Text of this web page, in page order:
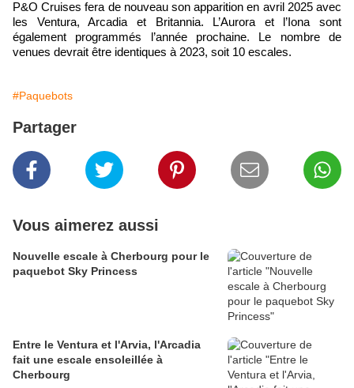
P&O Cruises fera de nouveau son apparition en avril 2025 avec
les Ventura, Arcadia et Britannia. L’Aurora et l’Iona sont
également programmés l’année prochaine. Le nombre de
venues devrait être identiques à 2023, soit 10 escales.
#Paquebots
Partager
Vous aimerez aussi
Nouvelle escale à Cherbourg pour le
paquebot Sky Princess
Entre le Ventura et l'Arvia, l'Arcadia
fait une escale ensoleillée à
Cherbourg